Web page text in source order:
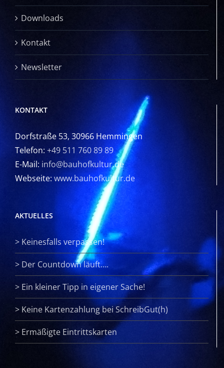
Downloads
Kontakt
Newsletter
KONTAKT
Dorfstraße 53, 30966 Hemmingen
Telefon: +49 511 760 89 89
E-Mail: info@bauhofkultur.de
Webseite: www.bauhofkultur.de
AKTUELLES
> Keinesfalls verpassen!
> Der Countdown läuft….
> Ein kleiner Tipp in eigener Sache!
> Keine Kartenzahlung bei SchreibGut(h)
> Ermäßigte Eintrittskarten